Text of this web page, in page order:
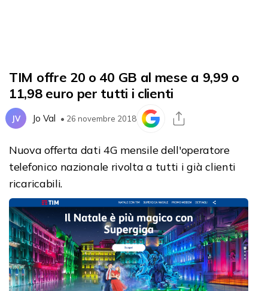
TIM offre 20 o 40 GB al mese a 9,99 o
11,98 euro per tutti i clienti
JV Jo Val • 26 novembre 2018
Nuova offerta dati 4G mensile dell'operatore
telefonico nazionale rivolta a tutti i già clienti
ricaricabili.